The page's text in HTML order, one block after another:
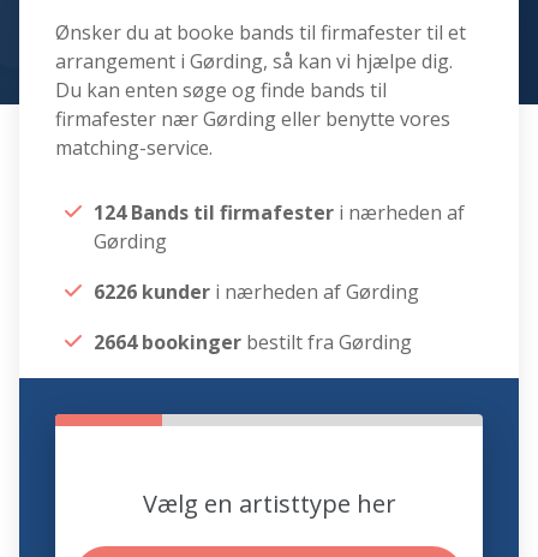
Ønsker du at booke bands til firmafester til et
arrangement i Gørding, så kan vi hjælpe dig.
Du kan enten søge og finde bands til
firmafester nær Gørding eller benytte vores
matching-service.
124 Bands til firmafester i nærheden af
Gørding
6226 kunder i nærheden af Gørding
2664 bookinger bestilt fra Gørding
Vælg en artisttype her